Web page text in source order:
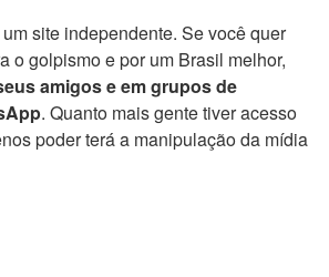
site independente. Se você quer
o golpismo e por um Brasil melhor,
amigos e em grupos de
. Quanto mais gente tiver acesso
poder terá a manipulação da mídia